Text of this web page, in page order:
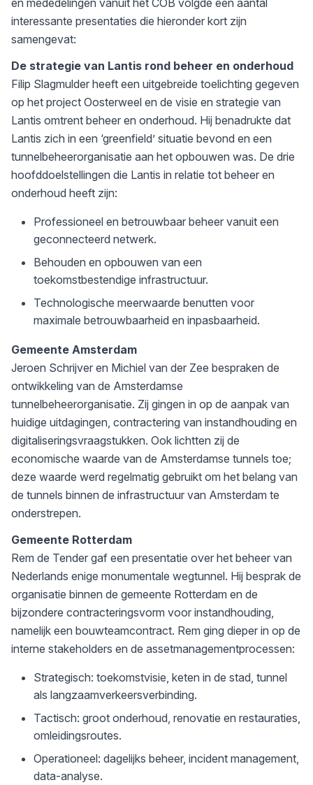
interessante presentaties die hieronder kort zijn
samengevat:
De strategie van Lantis rond beheer en onderhoud
Filip Slagmulder heeft een uitgebreide toelichting gegeven
op het project Oosterweel en de visie en strategie van
Lantis omtrent beheer en onderhoud. Hij benadrukte dat
Lantis zich in een ‘greenfield’ situatie bevond en een
tunnelbeheerorganisatie aan het opbouwen was. De drie
hoofddoelstellingen die Lantis in relatie tot beheer en
onderhoud heeft zijn:
Professioneel en betrouwbaar beheer vanuit een
geconnecteerd netwerk.
Behouden en opbouwen van een
toekomstbestendige infrastructuur.
Technologische meerwaarde benutten voor
maximale betrouwbaarheid en inpasbaarheid.
Gemeente Amsterdam
Jeroen Schrijver en Michiel van der Zee bespraken de
ontwikkeling van de Amsterdamse
tunnelbeheerorganisatie. Zij gingen in op de aanpak van
huidige uitdagingen, contractering van instandhouding en
digitaliseringsvraagstukken. Ook lichtten zij de
economische waarde van de Amsterdamse tunnels toe;
deze waarde werd regelmatig gebruikt om het belang van
de tunnels binnen de infrastructuur van Amsterdam te
onderstrepen.
Gemeente Rotterdam
Rem de Tender gaf een presentatie over het beheer van
Nederlands enige monumentale wegtunnel. Hij besprak de
organisatie binnen de gemeente Rotterdam en de
bijzondere contracteringsvorm voor instandhouding,
namelijk een bouwteamcontract. Rem ging dieper in op de
interne stakeholders en de assetmanagementprocessen:
Strategisch: toekomstvisie, keten in de stad, tunnel
als langzaamverkeersverbinding.
Tactisch: groot onderhoud, renovatie en restauraties,
omleidingsroutes.
Operationeel: dagelijks beheer, incident management,
data-analyse.